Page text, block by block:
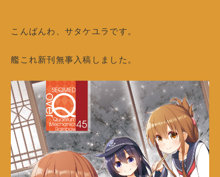
こんばんわ、サタケユラです。
艦これ新刊無事入稿しました。